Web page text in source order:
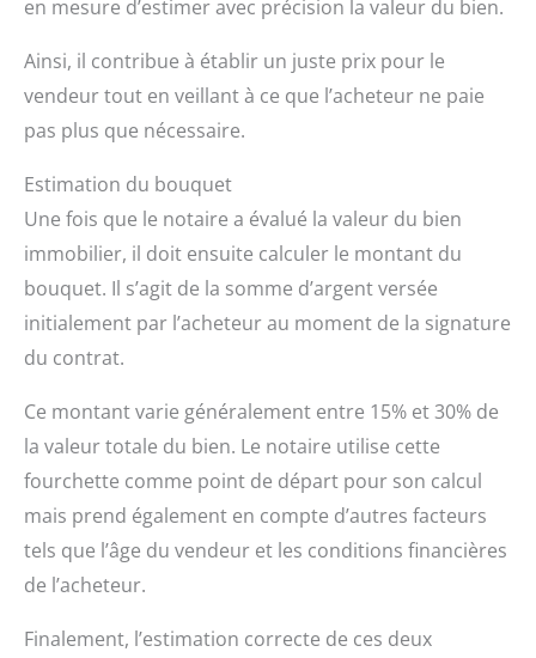
en mesure d’estimer avec précision la valeur du bien.
Ainsi, il contribue à établir un juste prix pour le
vendeur tout en veillant à ce que l’acheteur ne paie
pas plus que nécessaire.
Estimation du bouquet
Une fois que le notaire a évalué la valeur du bien
immobilier, il doit ensuite calculer le montant du
bouquet. Il s’agit de la somme d’argent versée
initialement par l’acheteur au moment de la signature
du contrat.
Ce montant varie généralement entre 15% et 30% de
la valeur totale du bien. Le notaire utilise cette
fourchette comme point de départ pour son calcul
mais prend également en compte d’autres facteurs
tels que l’âge du vendeur et les conditions financières
de l’acheteur.
Finalement, l’estimation correcte de ces deux